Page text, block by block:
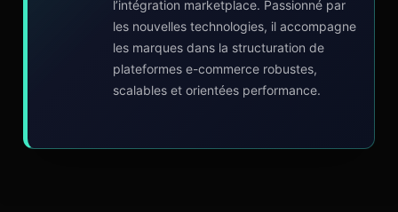
l’intégration marketplace. Passionné par
les nouvelles technologies, il accompagne
les marques dans la structuration de
plateformes e-commerce robustes,
scalables et orientées performance.